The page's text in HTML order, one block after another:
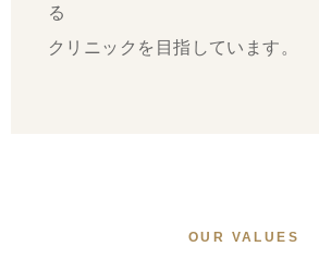
る
クリニックを目指しています。
OUR VALUES